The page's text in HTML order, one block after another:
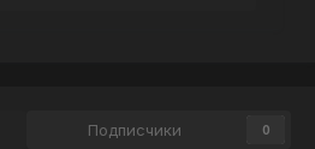
Подписчики 0